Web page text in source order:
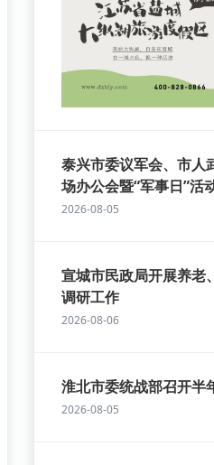
泰兴市委议军会、市人
场办公会暨“军事日”活
2026-08-05
宣城市民政局开展养老
调研工作
2026-08-06
淮北市委统战部召开半
2026-08-05